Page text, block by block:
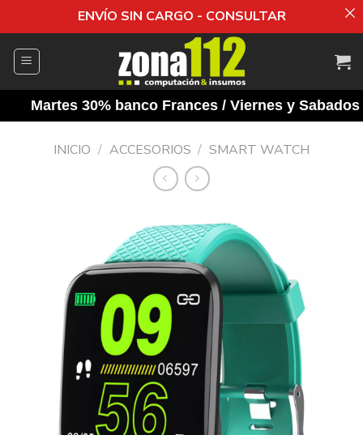
ENVÍO SIN CARGO - CONSULTAR
Martes 30% banco Frances / Viernes y
INICIO / ACCESORIOS / SMART WATCH